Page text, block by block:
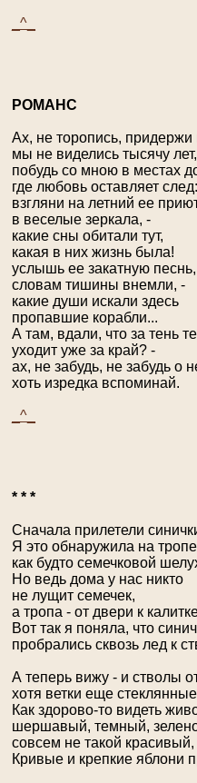
_^_
РОМАНС
Ах, не торопись, придержи
мы не виделись тысячу лет,
побудь со мною в местах
где любовь оставляет след:
взгляни на летний ее
в веселые зеркала, -
какие сны обитали тут,
какая в них жизнь была!
услышь ее закатную песнь,
словам тишины внемли, -
какие души искали здесь
пропавшие корабли...
А там, вдали, что за тень
уходит уже за край? -
ах, не забудь, не забудь о
хоть изредка вспоминай.
_^_
* * *
Сначала прилетели
Я это обнаружила на
как будто семечковой
Но ведь дома у нас никто
не лущит семечек,
а тропа - от двери к
Вот так я поняла, что
пробрались сквозь лед к
А теперь вижу - и стволы
хотя ветки еще
Как здорово-то видеть
шершавый, темный,
совсем не такой красивый,
Кривые и крепкие яблони